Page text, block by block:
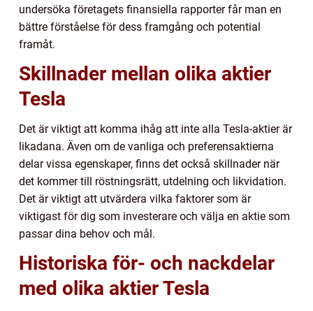
undersöka företagets finansiella rapporter får man en
bättre förståelse för dess framgång och potential
framåt.
Skillnader mellan olika aktier
Tesla
Det är viktigt att komma ihåg att inte alla Tesla-aktier är
likadana. Även om de vanliga och preferensaktierna
delar vissa egenskaper, finns det också skillnader när
det kommer till röstningsrätt, utdelning och likvidation.
Det är viktigt att utvärdera vilka faktorer som är
viktigast för dig som investerare och välja en aktie som
passar dina behov och mål.
Historiska för- och nackdelar
med olika aktier Tesla